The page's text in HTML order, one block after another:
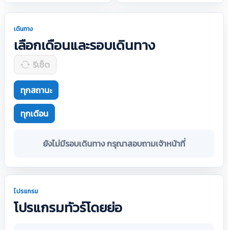
เดินทาง
เลือกเดือนและรอบเดินทาง
รีเซ็ต
ทุกสถานะ
ทุกเดือน
ยังไม่มีรอบเดินทาง กรุณาสอบถามเจ้าหน้าที่
โปรแกรม
โปรแกรมทัวร์โดยย่อ